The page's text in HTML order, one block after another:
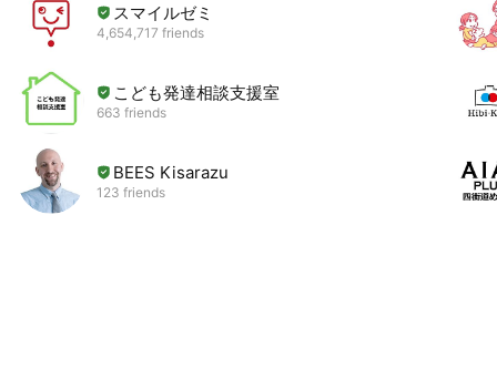
スマイルゼミ
4,654,717 friends
こども発達相談支援室
663 friends
BEES Kisarazu
123 friends